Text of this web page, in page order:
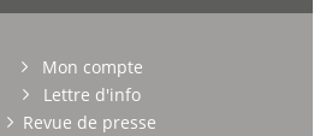
Mon compte
Lettre d'info
Revue de presse